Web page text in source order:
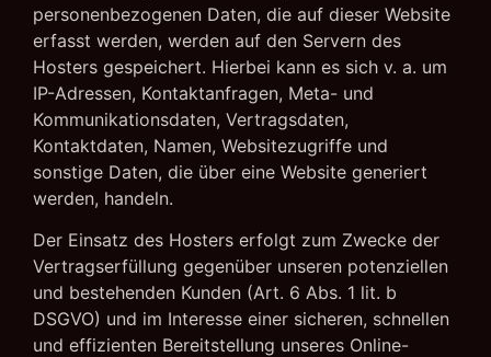
personenbezogenen Daten, die auf dieser Website
erfasst werden, werden auf den Servern des
Hosters gespeichert. Hierbei kann es sich v. a. um
IP-Adressen, Kontaktanfragen, Meta- und
Kommunikationsdaten, Vertragsdaten,
Kontaktdaten, Namen, Websitezugriffe und
sonstige Daten, die über eine Website generiert
werden, handeln.
Der Einsatz des Hosters erfolgt zum Zwecke der
Vertragserfüllung gegenüber unseren potenziellen
und bestehenden Kunden (Art. 6 Abs. 1 lit. b
DSGVO) und im Interesse einer sicheren, schnellen
und effizienten Bereitstellung unseres Online-